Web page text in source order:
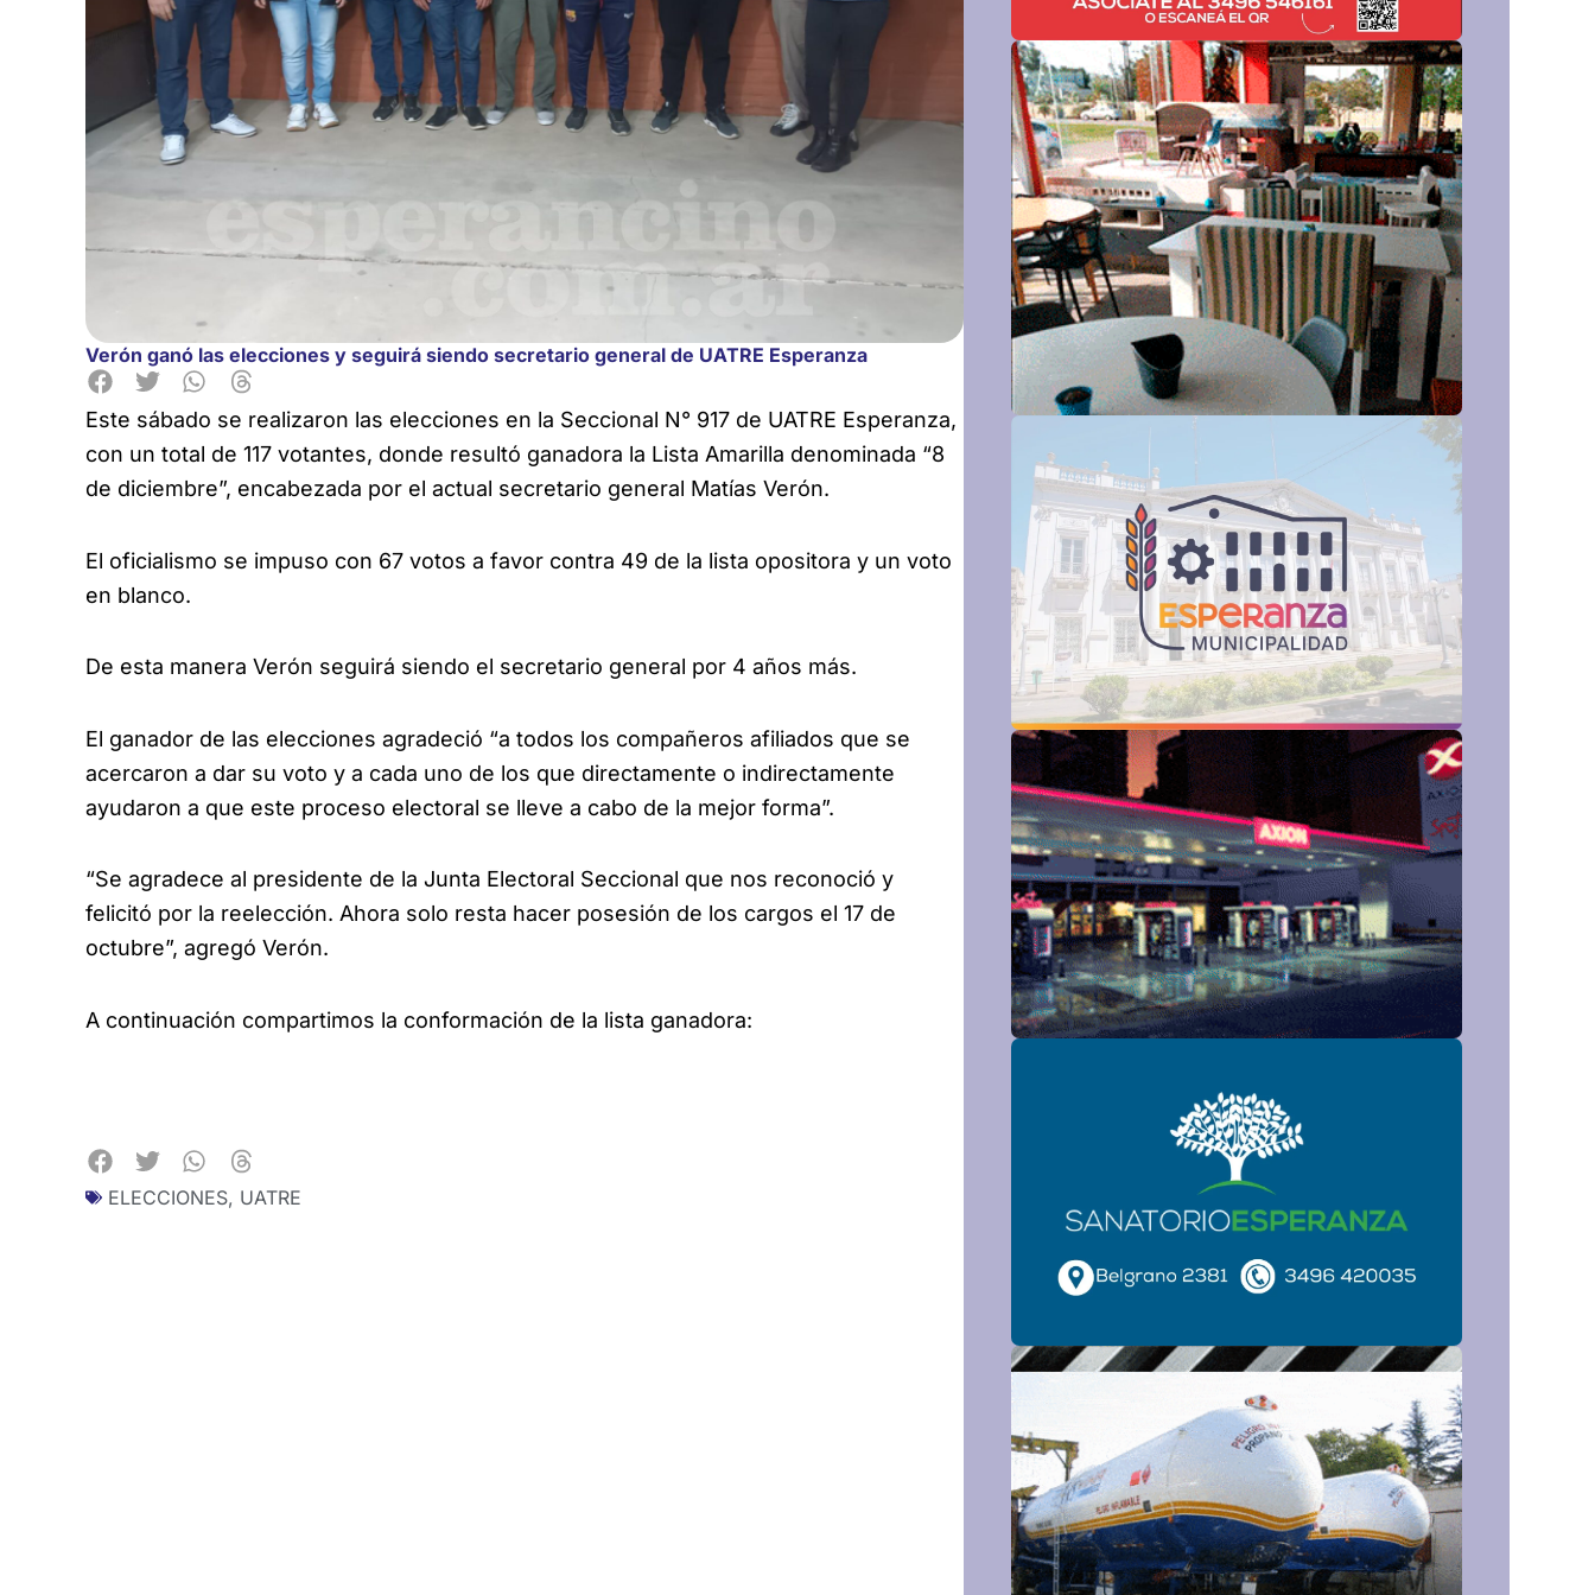
Verón ganó las elecciones y seguirá siendo secretario general de UATRE Esperanza
Este sábado se realizaron las elecciones en la Seccional N° 917 de UATRE Esperanza,
con un total de 117 votantes, donde resultó ganadora la Lista Amarilla denominada “8
de diciembre”, encabezada por el actual secretario general Matías Verón.
El oficialismo se impuso con 67 votos a favor contra 49 de la lista opositora y un voto
en blanco.
De esta manera Verón seguirá siendo el secretario general por 4 años más.
El ganador de las elecciones agradeció “a todos los compañeros afiliados que se
acercaron a dar su voto y a cada uno de los que directamente o indirectamente
ayudaron a que este proceso electoral se lleve a cabo de la mejor forma”.
“Se agradece al presidente de la Junta Electoral Seccional que nos reconoció y
felicitó por la reelección. Ahora solo resta hacer posesión de los cargos el 17 de
octubre”, agregó Verón.
A continuación compartimos la conformación de la lista ganadora:
ELECCIONES, UATRE